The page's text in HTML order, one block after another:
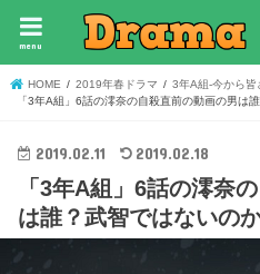
menu
HOME 2019年春ドラマ
3年A組-今から皆
「3年A組」6話の澪奈の自殺直前の動画の男は
2019.02.11 2019.02.18
「3年A組」6話の澪奈
は誰？武智ではないの